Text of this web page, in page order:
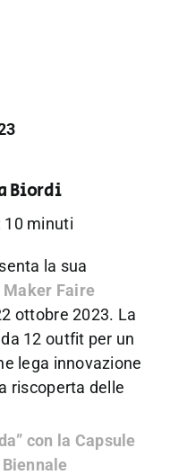
Biordi
10 minuti
la sua
Maker Faire
ottobre 2023. La
12 outfit per un
lega innovazione
riscoperta delle
con la Capsule